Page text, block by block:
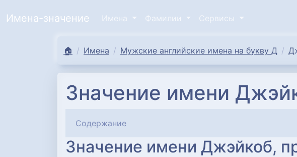
Имена-значение Имена Фамилии Сервисы
🏠 Имена Мужские английские имена на букву Д
Значение имени
Содержание
Значение имени Джэйкоб,